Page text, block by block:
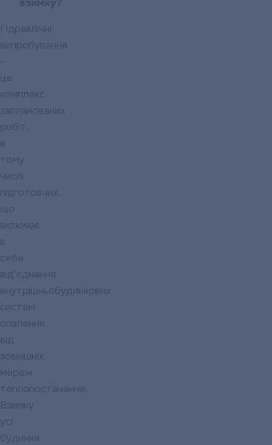
взимку?
Гідравлічні
випробування
–
це
комплекс
запланованих
робіт,
в
тому
числі
підготовчих,
що
включає
в
себе
від’єднання
внутрішньобудинкових
систем
опалення
від
зовнішніх
мереж
теплопостачання.
Взимку
усі
будинки